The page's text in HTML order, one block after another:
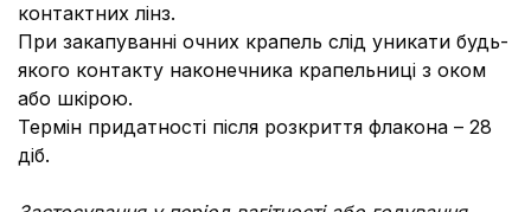
контактних лінз.
При закапуванні очних крапель слід уникати будь-
якого контакту наконечника крапельниці з оком
або шкірою.
Термін придатності після розкриття флакона – 28
діб.